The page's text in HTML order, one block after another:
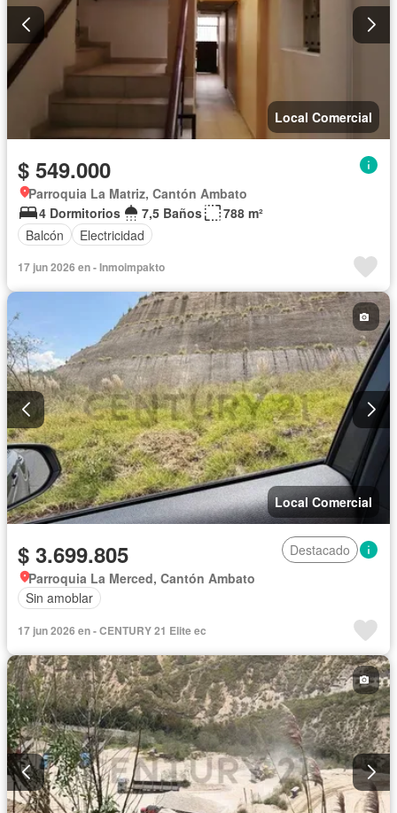
Local Comercial
$ 549.000
Parroquia La Matriz, Cantón Ambato
4 Dormitorios
7,5 Baños
788 m²
Balcón
Electricidad
17 jun 2026 en - Inmoimpakto
Local Comercial
$ 3.699.805
Destacado
Parroquia La Merced, Cantón Ambato
Sin amoblar
17 jun 2026 en - CENTURY 21 Elite ec